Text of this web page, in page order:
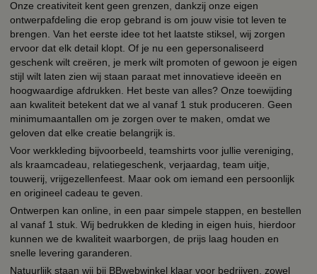
Onze creativiteit kent geen grenzen, dankzij onze eigen
ontwerpafdeling die erop gebrand is om jouw visie tot leven te
brengen. Van het eerste idee tot het laatste stiksel, wij zorgen
ervoor dat elk detail klopt. Of je nu een gepersonaliseerd
geschenk wilt creëren, je merk wilt promoten of gewoon je eigen
stijl wilt laten zien wij staan paraat met innovatieve ideeën en
hoogwaardige afdrukken. Het beste van alles? Onze toewijding
aan kwaliteit betekent dat we al vanaf 1 stuk produceren. Geen
minimumaantallen om je zorgen over te maken, omdat we
geloven dat elke creatie belangrijk is.
Voor werkkleding bijvoorbeeld, teamshirts voor jullie vereniging,
als kraamcadeau, relatiegeschenk, verjaardag, team uitje,
touwerij, vrijgezellenfeest. Maar ook om iemand een persoonlijk
en origineel cadeau te geven.
Ontwerpen kan online, in een paar simpele stappen, en bestellen
al vanaf 1 stuk. Wij bedrukken de kleding in eigen huis, hierdoor
kunnen we de kwaliteit waarborgen, de prijs laag houden en
snelle levering garanderen.
Natuurlijk staan wij bij BBwebwinkel klaar voor bedrijven, zowel